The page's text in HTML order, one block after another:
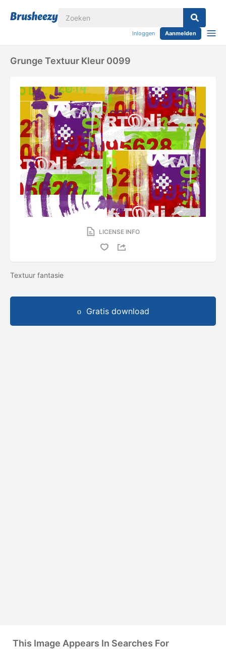
Inloggen Aanmelden
Grunge Textuur Kleur 0099
LICENSE INFO
Textuur fantasie
Gratis download
This Image Appears In Searches For